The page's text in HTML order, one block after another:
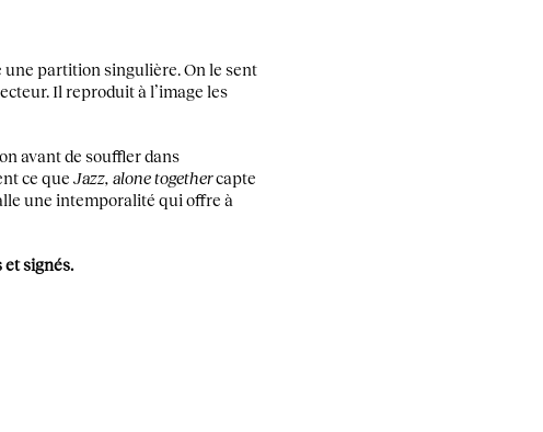
une partition singulière. On le sent
Il reproduit à l’image les
avant de souffler dans
ce queJazz, alone togethercapte
une intemporalité qui offre à
signés.